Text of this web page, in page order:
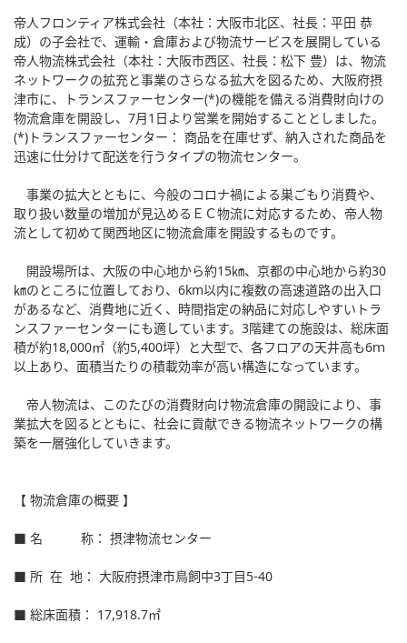
帝人フロンティア株式会社（本社：大阪市北区、社長：平田 恭
成）の子会社で、運輸・倉庫および物流サービスを展開している
帝人物流株式会社（本社：大阪市西区、社長：松下 豊）は、物流
ネットワークの拡充と事業のさらなる拡大を図るため、大阪府摂
津市に、トランスファーセンター(*)の機能を備える消費財向けの
物流倉庫を開設し、7月1日より営業を開始することとしました。
(*)トランスファーセンター： 商品を在庫せず、納入された商品を
迅速に仕分けて配送を行うタイプの物流センター。
事業の拡大とともに、今般のコロナ禍による巣ごもり消費や、
取り扱い数量の増加が見込めるＥＣ物流に対応するため、帝人物
流として初めて関西地区に物流倉庫を開設するものです。
開設場所は、大阪の中心地から約15㎞、京都の中心地から約30
㎞のところに位置しており、6km以内に複数の高速道路の出入口
があるなど、消費地に近く、時間指定の納品に対応しやすいトラ
ンスファーセンターにも適しています。3階建ての施設は、総床面
積が約18,000㎡（約5,400坪）と大型で、各フロアの天井高も6ｍ
以上あり、面積当たりの積載効率が高い構造になっています。
帝人物流は、このたびの消費財向け物流倉庫の開設により、事
業拡大を図るとともに、社会に貢献できる物流ネットワークの構
築を一層強化していきます。
【 物流倉庫の概要 】
■ 名 称： 摂津物流センター
■ 所 在 地： 大阪府摂津市鳥飼中3丁目5-40
■ 総床面積： 17,918.7㎡